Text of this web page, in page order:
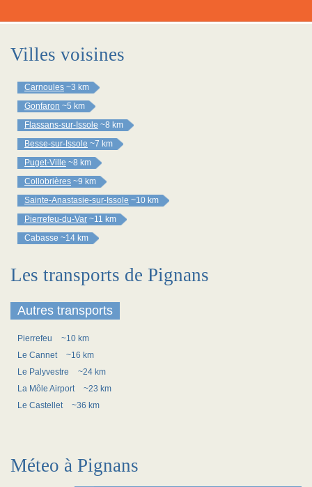
Villes voisines
Carnoules ~3 km
Gonfaron ~5 km
Flassans-sur-Issole ~8 km
Besse-sur-Issole ~7 km
Puget-Ville ~8 km
Collobrières ~9 km
Sainte-Anastasie-sur-Issole ~10 km
Pierrefeu-du-Var ~11 km
Cabasse ~14 km
Les transports de Pignans
Autres transports
Pierrefeu
~10 km
Le Cannet
~16 km
Le Palyvestre
~24 km
La Môle Airport
~23 km
Le Castellet
~36 km
Méteo à Pignans